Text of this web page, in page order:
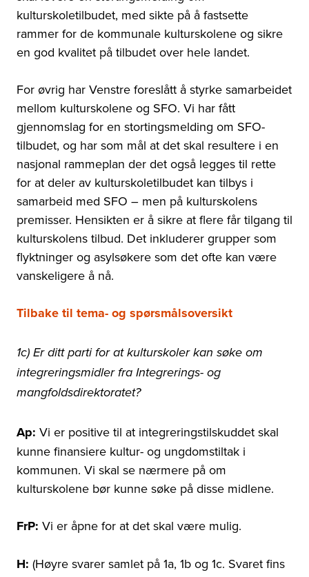
kulturskoletilbudet, med sikte på å fastsette
rammer for de kommunale kulturskolene og sikre
en god kvalitet på tilbudet over hele landet.
For øvrig har Venstre foreslått å styrke samarbeidet
mellom kulturskolene og SFO. Vi har fått
gjennomslag for en stortingsmelding om SFO-
tilbudet, og har som mål at det skal resultere i en
nasjonal rammeplan der det også legges til rette
for at deler av kulturskoletilbudet kan tilbys i
samarbeid med SFO – men på kulturskolens
premisser. Hensikten er å sikre at flere får tilgang til
kulturskolens tilbud. Det inkluderer grupper som
flyktninger og asylsøkere som det ofte kan være
vanskeligere å nå.
Tilbake til tema- og spørsmålsoversikt
1c) Er ditt parti for at kulturskoler kan søke om
integreringsmidler fra Integrerings- og
mangfoldsdirektoratet?
Ap: Vi er positive til at integreringstilskuddet skal
kunne finansiere kultur- og ungdomstiltak i
kommunen. Vi skal se nærmere på om
kulturskolene bør kunne søke på disse midlene.
FrP: Vi er åpne for at det skal være mulig.
H: (Høyre svarer samlet på 1a, 1b og 1c. Svaret fins